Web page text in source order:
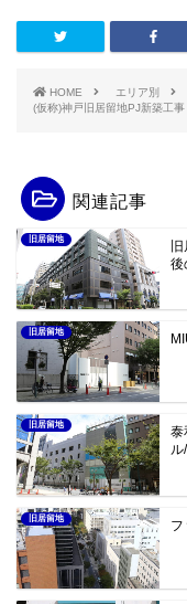
HOME エリア別
(仮称)神戸旧居留地PJ新築工
関連記事
旧居留地
後
旧居留地
旧居留地
泰
ル
旧居留地